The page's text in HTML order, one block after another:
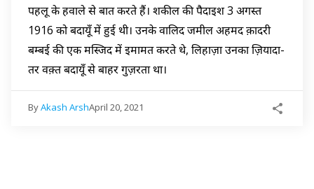
पहलू के हवाले से बात करते हैं। शकील की पैदाइश 3 अगस्त
1916 को बदायूँ में हुई थी। उनके वालिद जमील अहमद क़ादरी
बम्बई की एक मस्जिद में इमामत करते थे, लिहाज़ा उनका ज़ियादा-
तर वक़्त बदायूँ से बाहर गुज़रता था।
ByAkash ArshApril 20, 2021